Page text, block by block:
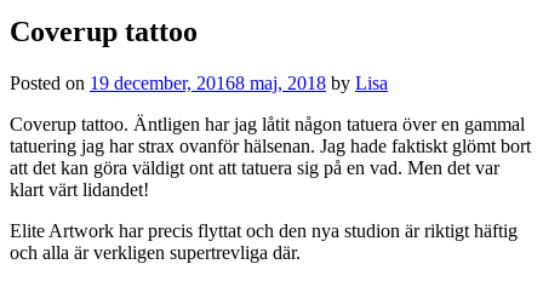
Coverup tattoo
Posted on 19 december, 20168 maj, 2018 by Lisa
Coverup tattoo. Äntligen har jag låtit någon tatuera över en gammal
tatuering jag har strax ovanför hälsenan. Jag hade faktiskt glömt bort
att det kan göra väldigt ont att tatuera sig på en vad. Men det var
klart värt lidandet!
Elite Artwork har precis flyttat och den nya studion är riktigt häftig
och alla är verkligen supertrevliga där.